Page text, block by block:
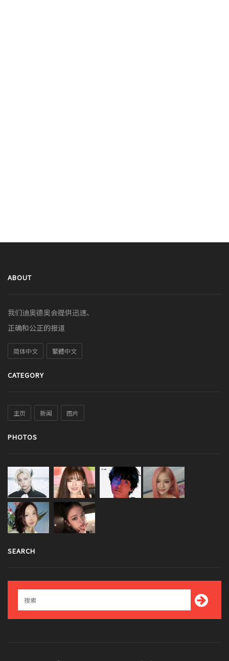
ABOUT
我们迪奥德奥会提供迅速、
正确和公正的报道
简体中文 繁體中文
CATEGORY
主页 新闻 图片
PHOTOS
SEARCH